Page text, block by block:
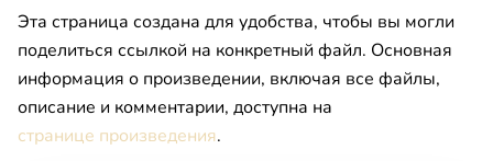
Эта страница создана для удобства, чтобы вы могли
поделиться ссылкой на конкретный файл. Основная
информация о произведении, включая все файлы,
описание и комментарии, доступна на
странице произведения.